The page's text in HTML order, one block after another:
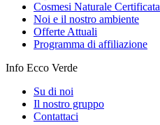
Cosmesi Naturale Certificata
Noi e il nostro ambiente
Offerte Attuali
Programma di affiliazione
Info Ecco Verde
Su di noi
Il nostro gruppo
Contattaci